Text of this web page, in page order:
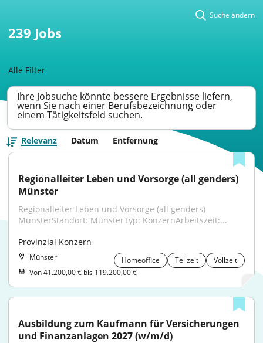
Alle Filter
Suche ändern
239 Jobs
Ihre Jobsuche könnte bessere Ergebnisse liefern,
wenn Sie nach einer Berufsbezeichnung oder
einem Tätigkeitsfeld suchen.
Relevanz Datum Entfernung
Regionalleiter Leben und Vorsorge (all genders)
Münster
Regionalleiter Leben und Vorsorge (all genders)
MünsterStandort: MünsterTyp: KonzernArbeitszeit:...
Provinzial Konzern
Münster Homeoffice Teilzeit
Vollzeit
Von 41.200,00 € bis 119.200,00 €
Ausbildung zum Kaufmann für Versicherungen
und Finanzanlagen 2027 (w/m/d)